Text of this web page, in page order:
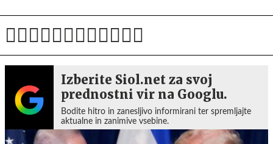
Izberite Siol.net za svoj
prednostni vir na Googlu.
Bodite hitro in zanesljivo informirani ter spremljajte
aktualne in zanimive vsebine.